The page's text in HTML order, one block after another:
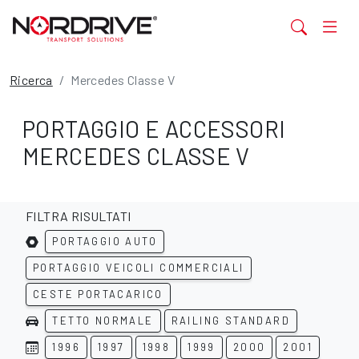
Ricerca Mercedes Classe V
PORTAGGIO E ACCESSORI
MERCEDES CLASSE V
FILTRA RISULTATI
PORTAGGIO AUTO
PORTAGGIO VEICOLI COMMERCIALI
CESTE PORTACARICO
TETTO NORMALE RAILING STANDARD
1996 1997 1998 1999 2000 2001